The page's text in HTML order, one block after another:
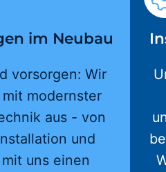
im Neubau
vorsorgen: Wir
modernster
aus - von
und
uns einen